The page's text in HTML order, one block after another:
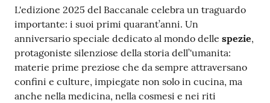
L'edizione 2025 del Baccanale celebra un traguardo
importante: i suoi primi quarant’anni. Un
anniversario speciale dedicato al mondo delle spezie,
protagoniste silenziose della storia dell’'umanita:
materie prime preziose che da sempre attraversano
confini e culture, impiegate non solo in cucina, ma
anche nella medicina, nella cosmesi e nei riti